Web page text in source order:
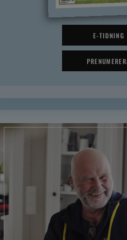
E-TIDNING